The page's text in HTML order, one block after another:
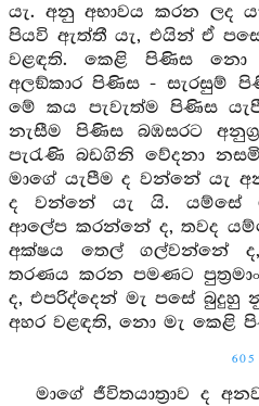
යැ. අනු අභාවය කරන ලද
පියවි ඇත්තී යැ, එයින් ඒ
වළඳති. කෙළි පිණිස නො
අලඞ්කාර පිණිස - සැරසුම්
මේ කය පැවැත්ම පිණිස
නැසීම පිණිස බඹසරට
පැරැණි බඩගිනි වේදනා
මාගේ යැපීම ද වන්නේ යැ
ද වන්නේ යැ යි. යම්සේ
ආලේප කරන්නේ ද, තවද
අක්ෂය තෙල් ගල්වන්නේ
තරණය කරන පමණට
ද, එපරිද්දෙන් මැ පසේ බුදුහු
අහර වළඳති, නො මැ කෙළි
605
මාගේ ජීවිතයාත්‍රාව ද